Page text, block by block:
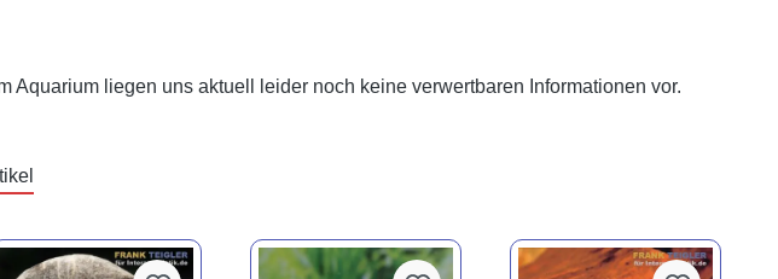
liegen uns aktuell leider noch keine verwertbaren Informationen vor.